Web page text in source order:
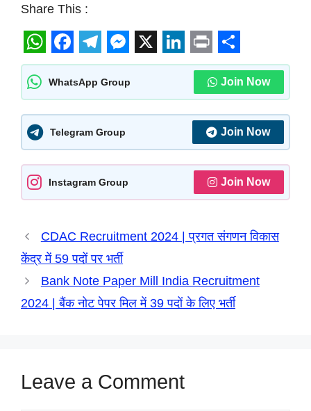
Share This :
W
h
a
t
s
A
p
F
a
c
e
b
o
o
T
e
l
e
g
r
a
M
e
s
s
e
n
g
r
X L
n
e
I
P
r
i
t
S
h
a
r
e
WhatsApp Group Join Now
Telegram Group Join Now
Instagram Group Join Now
CDAC Recruitment 2024 | प्रगत संगणन विकास
केंद्र में 59 पदों पर भर्ती
Bank Note Paper Mill India Recruitment
2024 | बैंक नोट पेपर मिल में 39 पदों के लिए भर्ती
Leave a Comment